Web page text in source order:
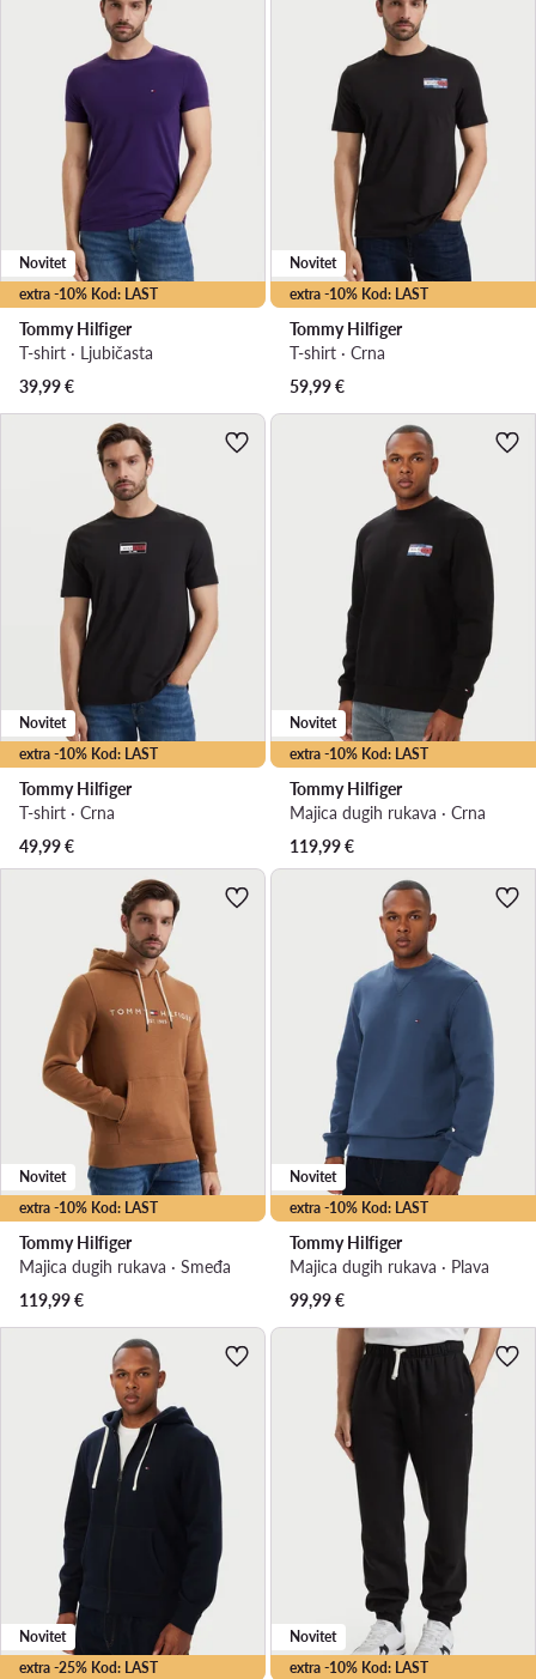
extra -10% Kod: LAST
Novitet
Tommy Hilfiger
T-shirt · Ljubičasta
39,99€
extra -10% Kod: LAST
Novitet
Tommy Hilfiger
T-shirt · Crna
59,99€
extra -10% Kod: LAST
Novitet
Tommy Hilfiger
T-shirt · Crna
49,99€
extra -10% Kod: LAST
Novitet
Tommy Hilfiger
Majica dugih rukava · Crna
119,99€
extra -10% Kod: LAST
Novitet
Tommy Hilfiger
Majica dugih rukava · Smeđa
119,99€
extra -10% Kod: LAST
Novitet
Tommy Hilfiger
Majica dugih rukava · Plava
99,99€
extra -25% Kod: LAST
Novitet
extra -10% Kod: LAST
Novitet